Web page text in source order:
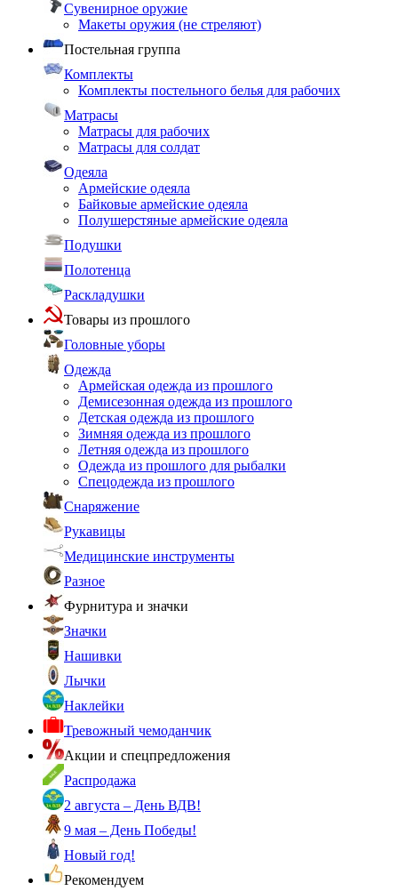
Сувенирное оружие
Макеты оружия (не стреляют)
Постельная группа
Комплекты
Комплекты постельного белья для рабочих
Матрасы
Матрасы для рабочих
Матрасы для солдат
Одеяла
Армейские одеяла
Байковые армейские одеяла
Полушерстяные армейские одеяла
Подушки
Полотенца
Раскладушки
Товары из прошлого
Головные уборы
Одежда
Армейская одежда из прошлого
Демисезонная одежда из прошлого
Детская одежда из прошлого
Зимняя одежда из прошлого
Летняя одежда из прошлого
Одежда из прошлого для рыбалки
Спецодежда из прошлого
Снаряжение
Рукавицы
Медицинские инструменты
Разное
Фурнитура и значки
Значки
Нашивки
Лычки
Наклейки
Тревожный чемоданчик
Акции и спецпредложения
Распродажа
2 августа – День ВДВ!
9 мая – День Победы!
Новый год!
Рекомендуем